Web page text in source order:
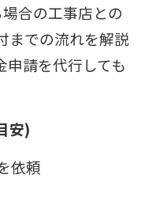
合の工事店との
までの流れを解説
申請を代行しても
安)
依頼